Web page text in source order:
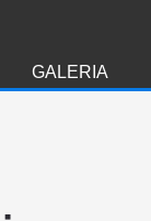
GALERIA